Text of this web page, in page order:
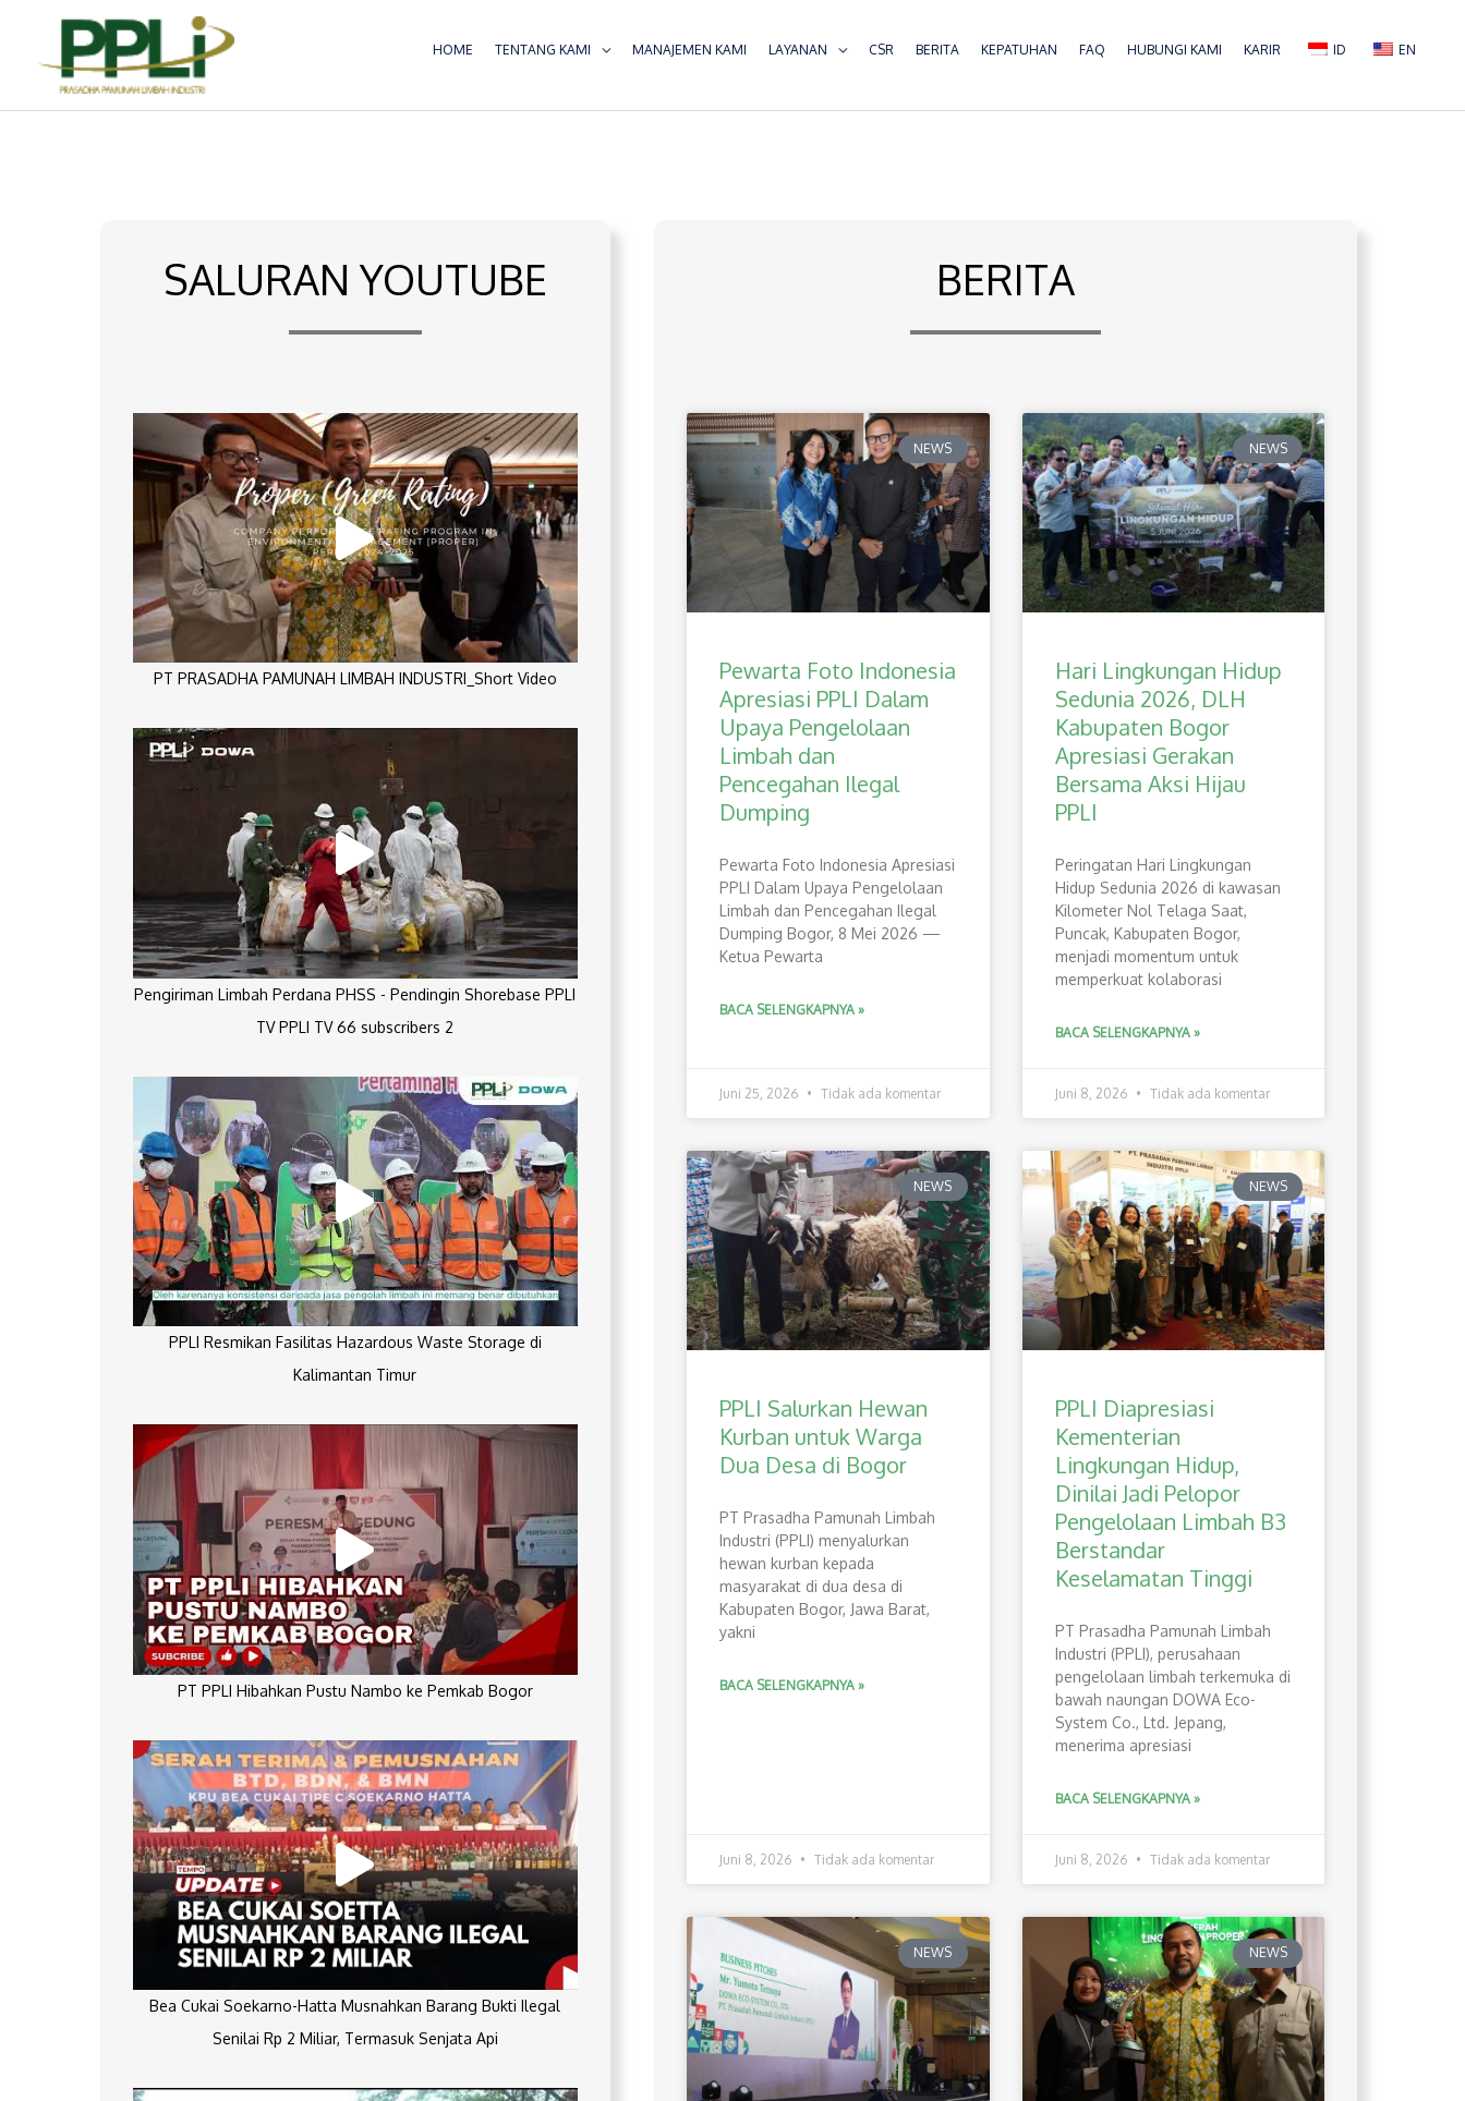
konten
HOME TENTANG KAMI MANAJEMEN KAMI LAYANAN CSR BERITA KEPATUHAN FAQ HUBUNGI KAMI KARIR ID EN
SALURAN YOUTUBE
PT PRASADHA PAMUNAH LIMBAH INDUSTRI_Short Video
Pengiriman Limbah Perdana PHSS - Pendingin Shorebase PPLI
TV PPLI TV 66 subscribers 2
PPLI Resmikan Fasilitas Hazardous Waste Storage di
Kalimantan Timur
PT PPLI Hibahkan Pustu Nambo ke Pemkab Bogor
Bea Cukai Soekarno-Hatta Musnahkan Barang Bukti Ilegal
Senilai Rp 2 Miliar, Termasuk Senjata Api
BERITA
NEWS
Pewarta Foto Indonesia
Apresiasi PPLI Dalam
Upaya Pengelolaan
Limbah dan
Pencegahan Ilegal
Dumping
Pewarta Foto Indonesia Apresiasi
PPLI Dalam Upaya Pengelolaan
Limbah dan Pencegahan Ilegal
Dumping Bogor, 8 Mei 2026 —
Ketua Pewarta
BACA SELENGKAPNYA »
Juni 25, 2026 Tidak ada komentar
NEWS
Hari Lingkungan Hidup
Sedunia 2026, DLH
Kabupaten Bogor
Apresiasi Gerakan
Bersama Aksi Hijau
PPLI
Peringatan Hari Lingkungan
Hidup Sedunia 2026 di kawasan
Kilometer Nol Telaga Saat,
Puncak, Kabupaten Bogor,
menjadi momentum untuk
memperkuat kolaborasi
BACA SELENGKAPNYA »
Juni 8, 2026 Tidak ada komentar
NEWS
PPLI Salurkan Hewan
Kurban untuk Warga
Dua Desa di Bogor
PT Prasadha Pamunah Limbah
Industri (PPLI) menyalurkan
hewan kurban kepada
masyarakat di dua desa di
Kabupaten Bogor, Jawa Barat,
yakni
BACA SELENGKAPNYA »
Juni 8, 2026 Tidak ada komentar
NEWS
PPLI Diapresiasi
Kementerian
Lingkungan Hidup,
Dinilai Jadi Pelopor
Pengelolaan Limbah B3
Berstandar
Keselamatan Tinggi
PT Prasadha Pamunah Limbah
Industri (PPLI), perusahaan
pengelolaan limbah terkemuka di
bawah naungan DOWA Eco-
System Co., Ltd. Jepang,
menerima apresiasi
BACA SELENGKAPNYA »
Juni 8, 2026 Tidak ada komentar
NEWS NEWS